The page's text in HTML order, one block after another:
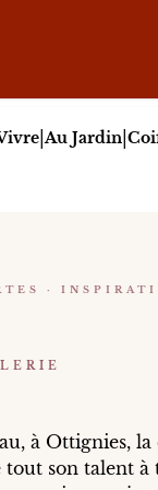
|Au Jardin|
Ottignies, la
·
à Ottignies, la
son talent à